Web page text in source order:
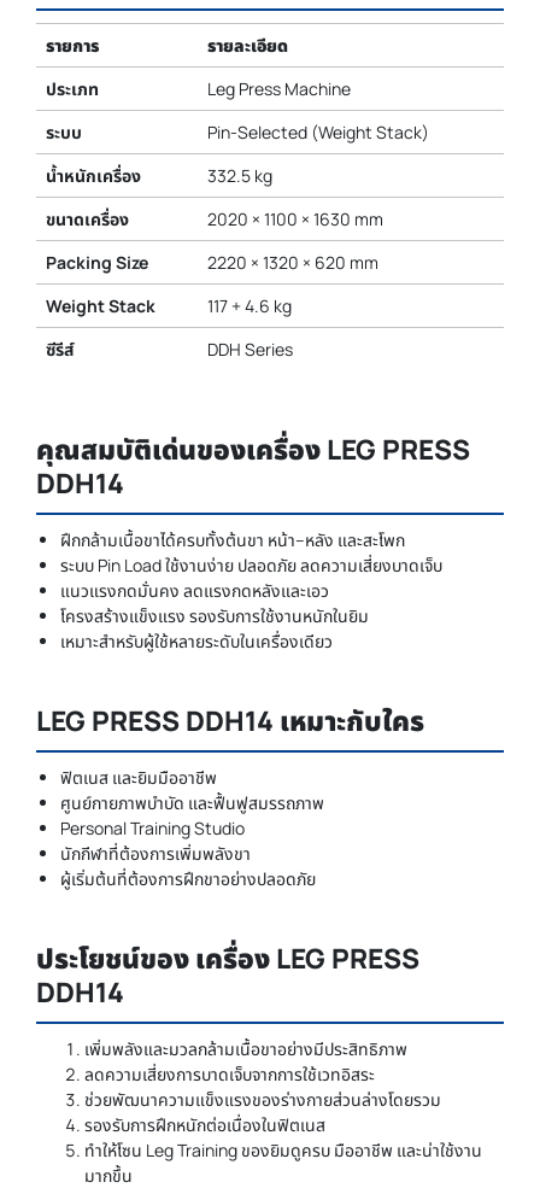
รายการ
รายละเอียด
ประเภท
Leg Press Machine
ระบบ
Pin-Selected (Weight Stack)
น้ำหนักเครื่อง
332.5 kg
ขนาดเครื่อง
2020 × 1100 × 1630 mm
Packing Size
2220 × 1320 × 620 mm
Weight Stack
117 + 4.6 kg
ซีรีส์
DDH Series
คุณสมบัติเด่นของเครื่อง LEG PRESS
DDH14
ฝึกกล้ามเนื้อขาได้ครบทั้งต้นขา หน้า–หลัง และสะโพก
ระบบ Pin Load ใช้งานง่าย ปลอดภัย ลดความเสี่ยงบาดเจ็บ
แนวแรงกดมั่นคง ลดแรงกดหลังและเอว
โครงสร้างแข็งแรง รองรับการใช้งานหนักในยิม
เหมาะสำหรับผู้ใช้หลายระดับในเครื่องเดียว
LEG PRESS DDH14 เหมาะกับใคร
ฟิตเนส และยิมมืออาชีพ
ศูนย์กายภาพบำบัด และฟื้นฟูสมรรถภาพ
Personal Training Studio
นักกีฬาที่ต้องการเพิ่มพลังขา
ผู้เริ่มต้นที่ต้องการฝึกขาอย่างปลอดภัย
ประโยชน์ของ เครื่อง LEG PRESS
DDH14
เพิ่มพลังและมวลกล้ามเนื้อขาอย่างมีประสิทธิภาพ
ลดความเสี่ยงการบาดเจ็บจากการใช้เวทอิสระ
ช่วยพัฒนาความแข็งแรงของร่างกายส่วนล่างโดยรวม
รองรับการฝึกหนักต่อเนื่องในฟิตเนส
ทำให้โซน Leg Training ของยิมดูครบ มืออาชีพ และน่าใช้งาน
มากขึ้น